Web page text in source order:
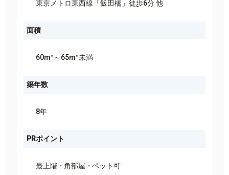
東京メトロ東西線「飯田橋」徒歩6分 他
面積
60m²～65m²未満
築年数
8年
PRポイント
最上階 角部屋 ペット可